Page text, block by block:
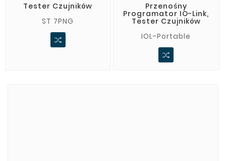
Tester Czujników
ST 7PNG
Przenośny
Programator IO-Link,
Tester Czujników
IOL-Portable